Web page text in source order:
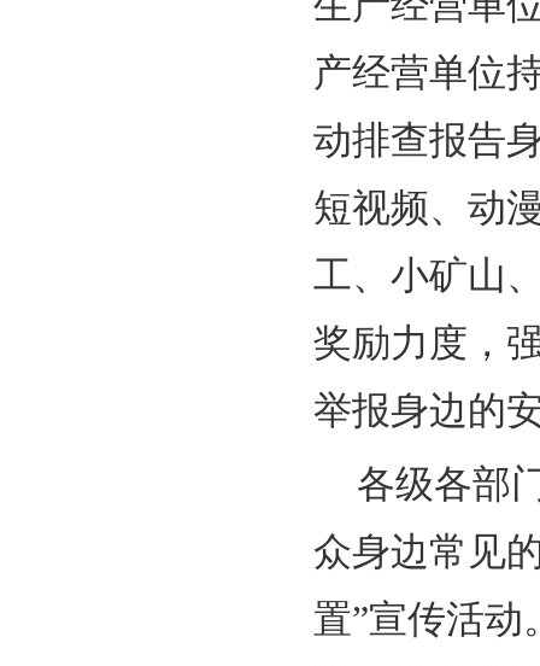
产经营单位
动排查报告
短视频、动
工、小矿山
奖励力度，
举报身边的
各级各部
众身边常见
置”宣传活